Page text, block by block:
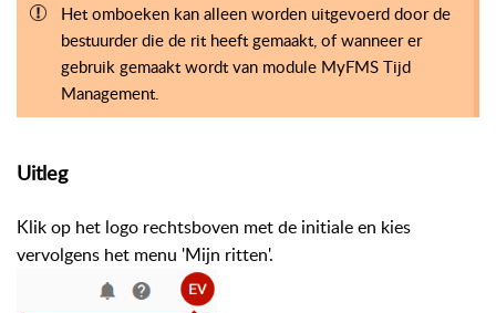
Het omboeken kan alleen worden uitgevoerd door de
bestuurder die de rit heeft gemaakt, of wanneer er
gebruik gemaakt wordt van module MyFMS Tijd
Management.
Uitleg
Klik op het logo rechtsboven met de initiale en kies
vervolgens het menu 'Mijn ritten'.